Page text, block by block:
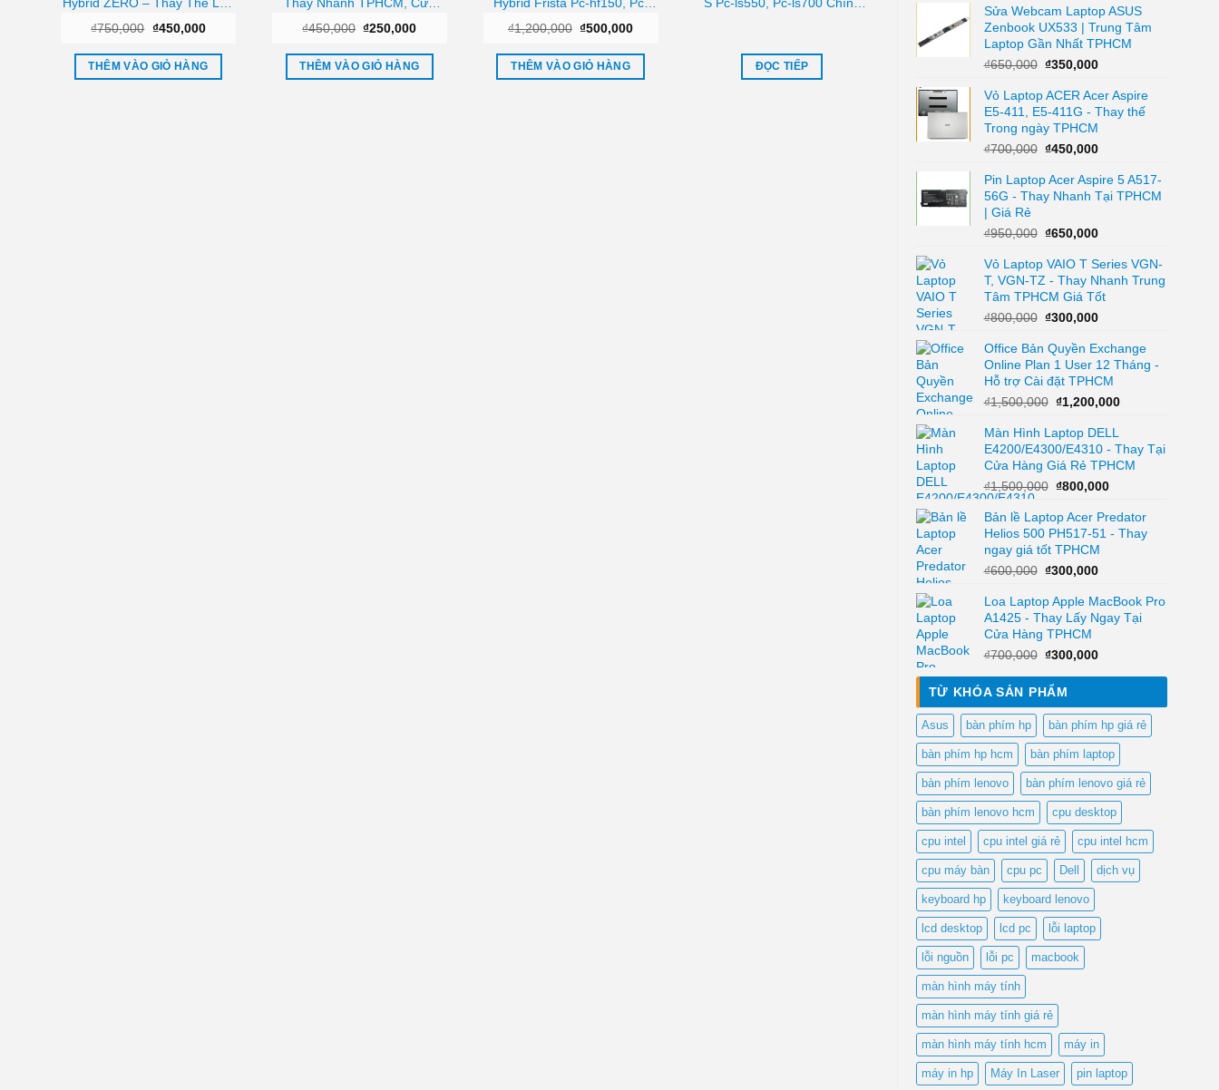
là:
₫650,000.
tại
là:
₫590,000.
Sửa Webcam Laptop ASUS
Zenbook UX533 | Trung Tâm
Laptop Gần Nhất TPHCM
₫650,000 Giá
là:
₫650,000.
₫350,000Giá
tại
là:
Vỏ Laptop ACER Acer Aspire
E5-411, E5-411G - Thay thế
Trong ngày TPHCM
₫700,000 Giá
là:
₫700,000.
₫450,000Giá
tại
là:
Pin Laptop Acer Aspire 5 A517-
56G - Thay Nhanh Tại TPHCM
| Giá Rẻ
₫950,000 Giá
là:
₫950,000.
₫650,000Giá
tại
là:
₫650,000.
Vỏ Laptop VAIO T Series VGN-
T, VGN-TZ - Thay Nhanh Trung
Tâm TPHCM Giá Tốt
₫800,000 Giá
là:
₫800,000.
₫300,000Giá
tại
là:
₫300,000.
Office Bản Quyền Exchange
Online Plan 1 User 12 Tháng -
Hỗ trợ Cài đặt TPHCM
₫1,500,000 Giá
là:
₫1,500,000.
₫1,200,000Giá
tại
là:
₫1,200,000.
Màn Hình Laptop DELL
E4200/E4300/E4310 - Thay Tại
Cửa Hàng Giá Rẻ TPHCM
₫1,500,000 Giá
là:
₫1,500,000.
₫800,000Giá
tại
là:
Bản lề Laptop Acer Predator
Helios 500 PH517-51 - Thay
ngay giá tốt TPHCM
₫600,000 Giá
là:
₫600,000.
₫300,000Giá
tại
là:
Loa Laptop Apple MacBook Pro
A1425 - Thay Lấy Ngay Tại
Cửa Hàng TPHCM
₫700,000 Giá
là:
₫300,000Giá
₫300,000.
TỪ KHÓA SẢN PHẨM
Asus bàn phím hp bàn phím hp giá rẻ
bàn phím hp hcm bàn phím laptop
bàn phím lenovo bàn phím lenovo giá rẻ
bàn phím lenovo hcm cpu desktop
cpu intel cpu intel giá rẻ cpu intel hcm
cpu máy bàn cpu pc Dell dịch vụ
keyboard hp keyboard lenovo
lcd desktop lcd pc lỗi laptop
lỗi nguồn lỗi pc macbook
màn hình máy tính
màn hình máy tính giá rẻ
màn hình máy tính hcm máy in
máy in hp Máy In Laser pin laptop
₫750,000 Giá
là:
₫750,000.
₫450,000Giá
tại
là:
₫450,000.
THÊM VÀO GIỎ HÀNG
₫450,000 Giá
là:
₫450,000.
₫250,000Giá
tại
là:
₫250,000.
THÊM VÀO GIỎ HÀNG
Thế Uy Tín Tphcm
₫1,200,000 Giá
là:
₫1,200,000.
₫500,000Giá
tại
₫500,000.
THÊM VÀO GIỎ HÀNG ĐỌC TIẾP